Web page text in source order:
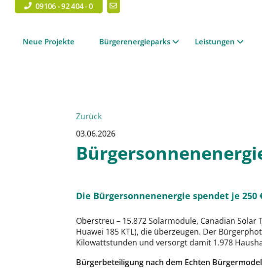
09106 - 92 404 - 0
Neue Projekte Bürgerenergieparks Leistungen
Zurück
03.06.2026
Die Bürgersonnenenergie spendet je
Oberstreu – 15.872 Solarmodule, Canadian
Huawei 185 KTL), die überzeugen. Der
Kilowattstunden und versorgt damit 1.978
Bürgerbeteiligung nach dem Echten